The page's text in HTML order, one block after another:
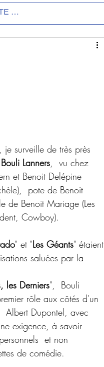
je surveille de très près
Bouli Lanners,  vu chez
et Benoit Delépine
pote de Benoit
de Benoit Mariage (Les
Cowboy).
" et "Les Géants" étaient
saluées par la
les Derniers",  Bouli
rôle aux côtés d'un
Albert Dupontel, avec
exigence, à savoir
et non
de comédie.